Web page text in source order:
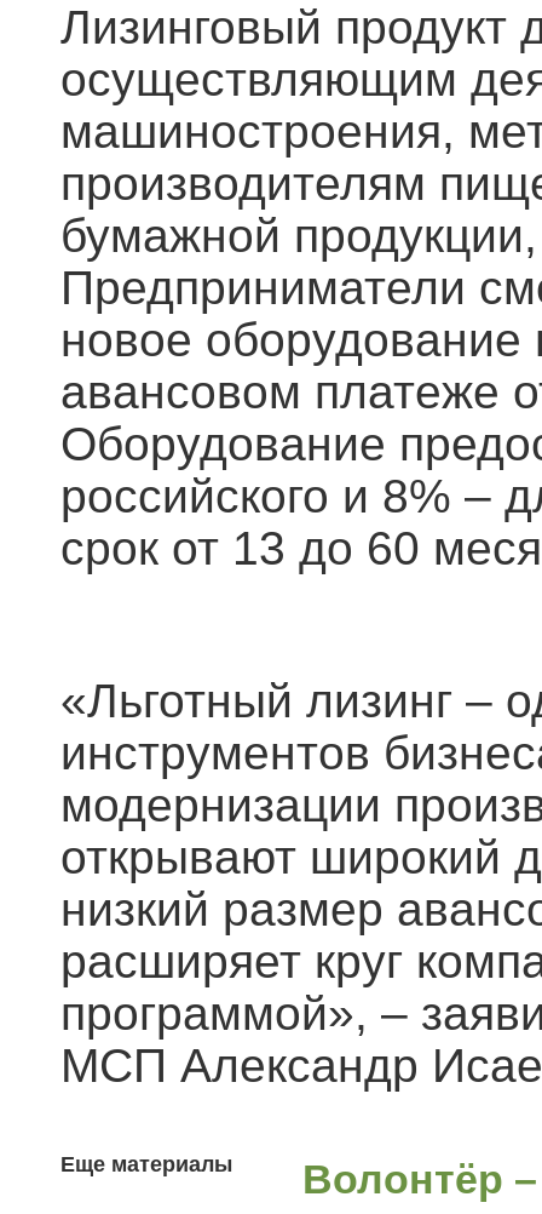
Лизинговый продукт
осуществляющим
машиностроения,
производителям
бумажной
Предприниматели
новое
авансовом платеже
Оборудование
российского и 8% –
срок от 13 до 60
«Льготный лизинг –
инструментов
модернизации
открывают широкий
низкий размер
расширяет круг
программой», –
МСП Александр
Еще материалы Волонтёр